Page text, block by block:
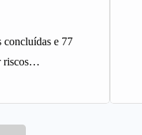
concluídas e 77
riscos